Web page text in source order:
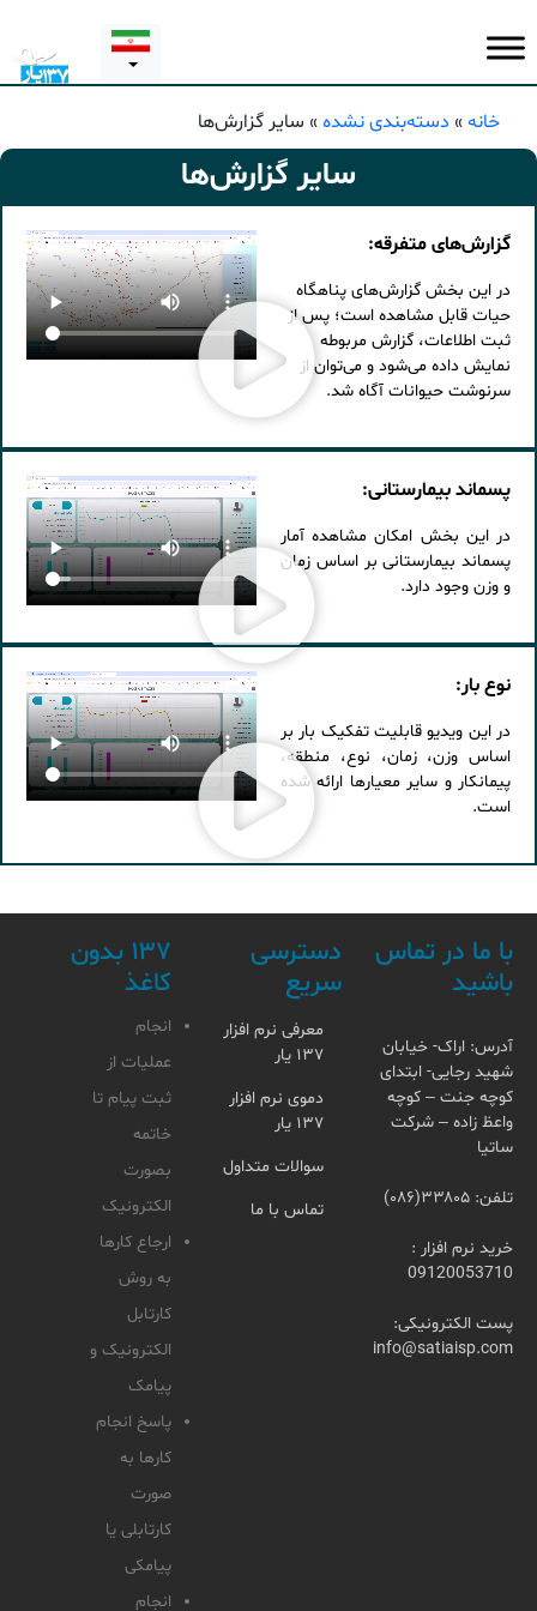
خانه» دسته‌بندی نشده» سایر گزارش‌ها
سایر گزارش‌ها
گزارش‌های متفرقه:
در این بخش گزارش‌های پناهگاه
حیات قابل مشاهده است؛ پس از
ثبت اطلاعات، گزارش مربوطه
نمایش داده می‌شود و می‌توان از
سرنوشت حیوانات آگاه شد.
پسماند بیمارستانی:
در این بخش امکان مشاهده آمار
پسماند بیمارستانی بر اساس زمان
و وزن وجود دارد.
نوع بار:
در این ویدیو قابلیت تفکیک بار بر
اساس وزن، زمان، نوع، منطقه،
پیمانکار و سایر معیارها ارائه شده
است.
با ما در تماس
باشید
آدرس: اراک- خیابان
شهید رجایی- ابتدای
کوچه جنت – کوچه
واعظ زاده – شرکت
ساتیا
تلفن: ۳۳۸۰۵(۰۸۶)
خرید نرم افزار :
09120053710
پست الکترونیکی:
info@satiaisp.com
دسترسی
سریع
معرفی نرم افزار
۱۳۷ یار
دموی نرم افزار
۱۳۷ یار
سوالات متداول
تماس با ما
۱۳۷ بدون
کاغذ
انجام
عملیات از
ثبت پیام تا
خاتمه
بصورت
الکترونیک
ارجاع کارها
به روش
کارتابل
الکترونیک و
پیامک
پاسخ انجام
کارها به
صورت
کارتابلی یا
پیامکی
انجام